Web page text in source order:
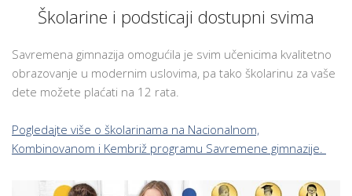
Školarine i podsticaji dostupni svima
Savremena gimnazija omogućila je svim učenicima kvalitetno
obrazovanje u modernim uslovima, pa tako školarinu za vaše
dete možete plaćati na 12 rata.
Pogledajte više o školarinama na Nacionalnom,
Kombinovanom i Kembriž programu Savremene gimnazije.